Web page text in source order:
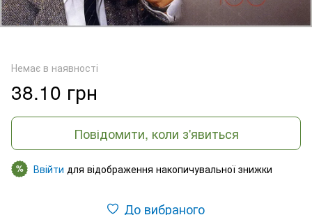
Немає в наявності
38.10 грн
Повідомити, коли з'явиться
% Ввійти для відображення накопичувальної знижки
До вибраного